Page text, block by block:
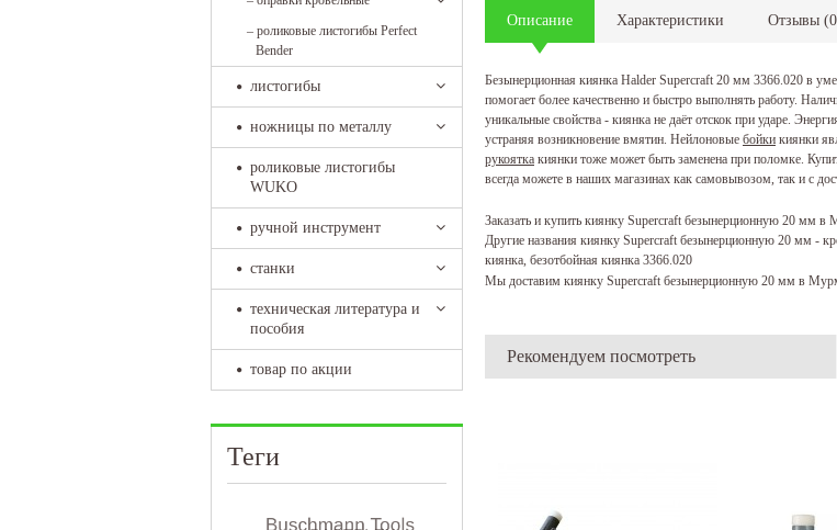
– роликовые листогибы Perfect
Bender
листогибы
ножницы по металлу
роликовые листогибы
WUKO
ручной инструмент
станки
техническая литература и
пособия
товар по акции
Теги
Описание Характеристики Отзывы (0
Безынерционная киянка Halder Supercraft 20 мм 3366.020 в
помогает более качественно и быстро выполнять работу.
уникальные свойства - киянка не даёт отскок при ударе.
устраняя возникновение вмятин. Нейлоновые бойки киянки
рукоятка киянки тоже может быть заменена при поломке.
всегда можете в наших магазинах как самовывозом, так и с
Заказать и купить киянку Supercraft безынерционную 20 мм
Другие названия киянку Supercraft безынерционную 20 мм -
киянка, безотбойная киянка 3366.020
Мы доставим киянку Supercraft безынерционную 20 мм в
Рекомендуем посмотреть